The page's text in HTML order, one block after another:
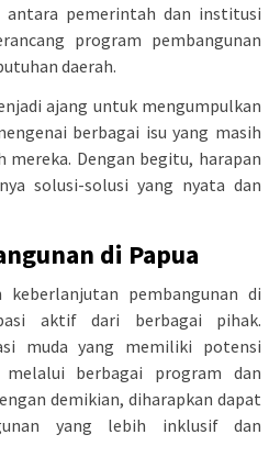
antara pemerintah dan institusi
program pembangunan
daerah.
ajang untuk mengumpulkan
berbagai isu yang masih
Dengan begitu, harapan
solusi-solusi yang nyata dan
di Papua
pembangunan di
aktif dari berbagai pihak.
muda yang memiliki potensi
melalui berbagai program dan
demikian, diharapkan dapat
yang lebih inklusif dan